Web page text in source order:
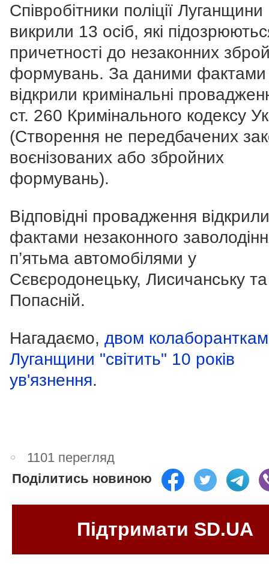
Співробітники поліції Луганщини
викрили 13 осіб, які
причетності до незаконних
формувань. За даними фактами
відкрили кримінальні
ст. 260 Кримінального кодексу
(Створення не передбачених
воєнізованих або збройних
формувань).
Відповідні провадження
фактами незаконного
п’ятьма автомобілями у
Сєвєродонецьку, Лисичанську та
Попасній.
Нагадаємо, двом
Луганщини "світить" 10 років
ув'язнення.
1101 перегляд
Поділитись новиною
Підтримати SD.UA